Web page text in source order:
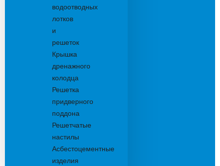
водоотводных
лотков
и
решеток
Крышка
дренажного
колодца
Решетка
придверного
поддона
Решетчатые
настилы
Асбестоцементные
изделия